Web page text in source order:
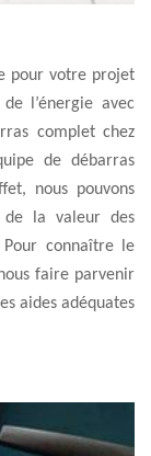
pour votre projet
l’énergie avec
complet chez
de débarras
nous pouvons
de la valeur des
connaître le
faire parvenir
aides adéquates